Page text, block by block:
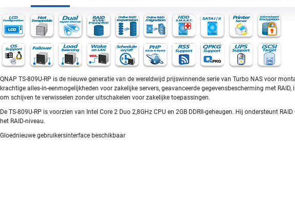
QNAP TS-809U-RP is de nieuwe generatie van de wereldwijd prijswinnende serie van Turbo NAS voor
krachtige alles-in-eenmogelijkheden voor zakelijke servers, geavanceerde gegevensbescherming met
om schijven te verwisselen zonder uitschakelen voor zakelijke toepassingen.
De TS-809U-RP is voorzien van Intel Core 2 Duo 2,8GHz CPU en 2GB DDRII-geheugen. Hij ondersteunt
het RAID-niveau.
Gloednieuwe gebruikersinterface beschikbaar